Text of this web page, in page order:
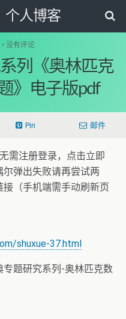
个人博客
没有评论
列《奥林匹克
》电子版pdf
Pin 邮件
需注册登录，点击立即
弹出失败请再尝试两
（手机端需手动刷新页
shuxue-37.html
题研究系列-奥林匹克数